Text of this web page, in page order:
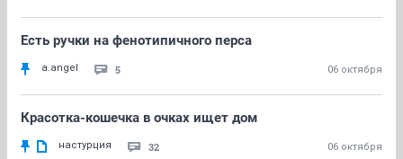
Есть ручки на фенотипичного перса
a.angel 5 06 октября
Красотка-кошечка в очках ищет дом
настурция 32 06 октября